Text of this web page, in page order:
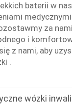
baterii w
za
i
z nami, aby
.
inwalidzkie do